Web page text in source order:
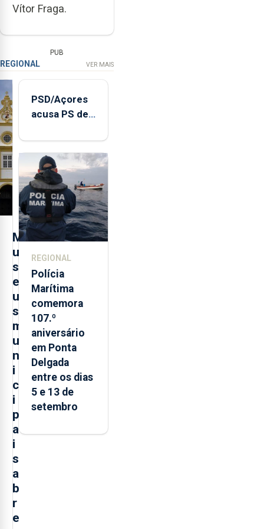
Vítor Fraga.
PUB
REGIONAL VER MAIS
M
u
s
e
u
s
m
u
n
i
c
i
p
a
i
s
a
b
r
e
PSD/Açores
acusa PS de
contraditória"
sobre
evolução
turística
REGIONAL
Polícia
Marítima
comemora
107.º
aniversário
em Ponta
Delgada
entre os dias
5 e 13 de
setembro